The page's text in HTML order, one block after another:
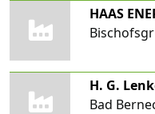
HAAS
H. G.
Bad